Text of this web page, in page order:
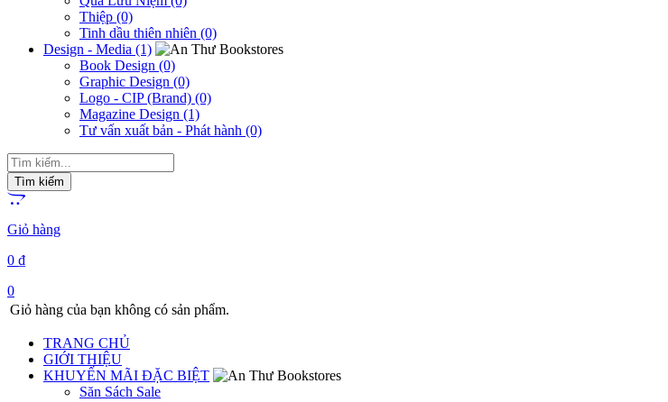
Thiệp (0)
Tinh dầu thiên nhiên (0)
Design - Media (1)
Book Design (0)
Graphic Design (0)
Logo - CIP (Brand) (0)
Magazine Design (1)
Tư vấn xuất bản - Phát hành (0)
Giỏ hàng
0 ₫
0
Giỏ hàng của bạn không có sản phẩm.
TRANG CHỦ
GIỚI THIỆU
KHUYẾN MÃI ĐẶC BIỆT
Săn Sách Sale